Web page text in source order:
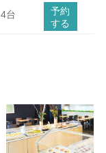
4台
予約
する